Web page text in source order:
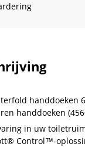
handdoeken
handdoeken
in uw
Control™-